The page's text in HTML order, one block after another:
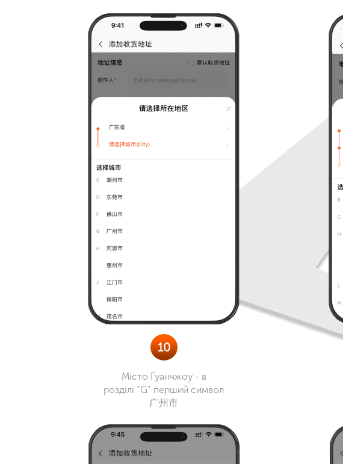
10
Місто Гуанчжоу - в
розділі “G” перший символ
广州市